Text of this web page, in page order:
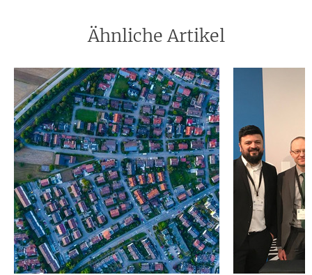
Ähnliche Artikel